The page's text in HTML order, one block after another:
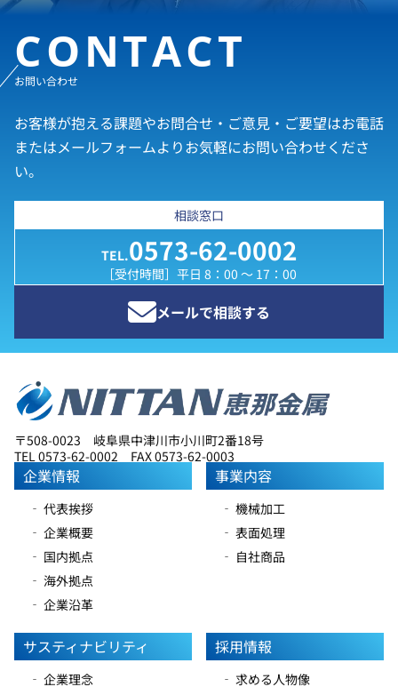
CONTACT
お問い合わせ
お客様が抱える課題やお問合せ・ご意見・ご要望はお電話
またはメールフォームよりお気軽にお問い合わせくださ
い。
相談窓口
TEL.0573-62-0002
［受付時間］平日 8：00 ～ 17：00
メールで相談する
〒508-0023 岐阜県中津川市小川町2番18号
TEL 0573-62-0002 FAX 0573-62-0003
企業情報
‐ 代表挨拶
‐ 企業概要
‐ 国内拠点
‐ 海外拠点
‐ 企業沿革
事業内容
‐ 機械加工
‐ 表面処理
‐ 自社商品
サスティナビリティ
‐ 企業理念
採用情報
‐ 求める人物像